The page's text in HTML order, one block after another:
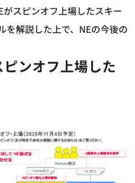
スピンオフ上場したスキー
を解説した上で、NEの今後の
ンオフ上場した